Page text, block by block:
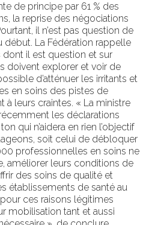
de principe par 61 % des
la reprise des négociations
il n’est pas question de
début. La Fédération rappelle
il est question et sur
doivent explorer et voir de
d’atténuer les irritants et
en soins des pistes de
leurs craintes. « La ministre
les déclarations
qui n’aidera en rien l’objectif
soit celui de débloquer
professionnelles en soins ne
améliorer leurs conditions de
des soins de qualité et
établissements de santé au
pour ces raisons légitimes
mobilisation tant et aussi